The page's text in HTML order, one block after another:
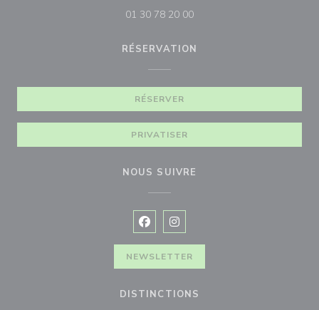
01 30 78 20 00
RÉSERVATION
RÉSERVER
PRIVATISER
NOUS SUIVRE
Facebook ((ouvre une nouvelle
Instagram ((ouvre une
NEWSLETTER
DISTINCTIONS